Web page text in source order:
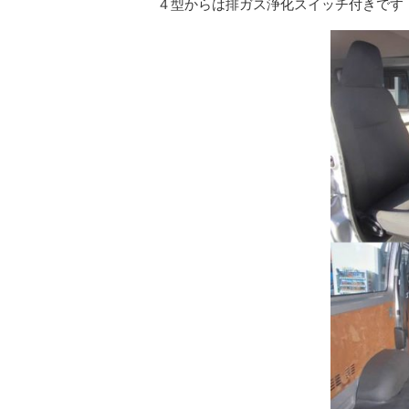
４型からは排ガス浄化スイッチ付きです